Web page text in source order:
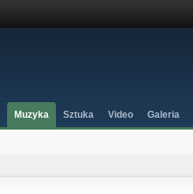
Muzyka Sztuka Video Galeria